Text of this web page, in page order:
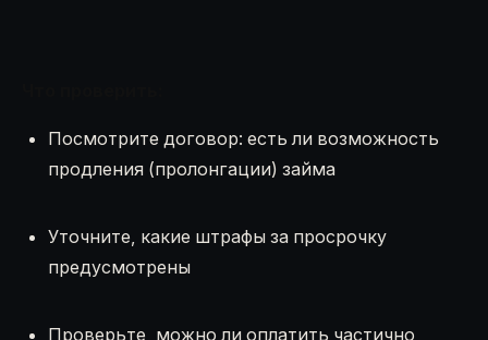
Посмотрите договор: есть ли возможность
продления (пролонгации) займа
Уточните, какие штрафы за просрочку
предусмотрены
Проверьте, можно ли оплатить частично